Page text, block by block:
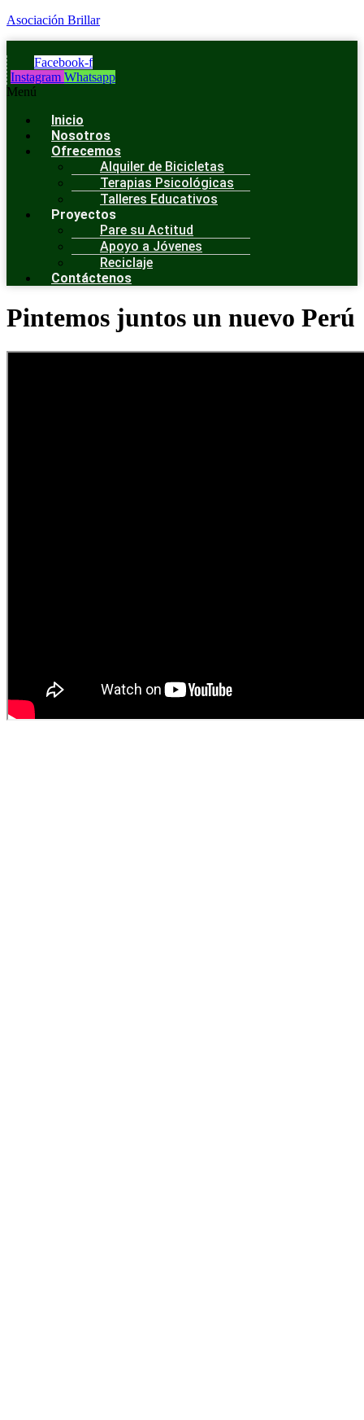
Asociación Brillar
Facebook-f
Instagram Whatsapp
Menú
Inicio
Nosotros
Ofrecemos
Alquiler de Bicicletas
Terapias Psicológicas
Talleres Educativos
Proyectos
Pare su Actitud
Apoyo a Jóvenes
Reciclaje
Contáctenos
Pintemos juntos un nuevo Perú